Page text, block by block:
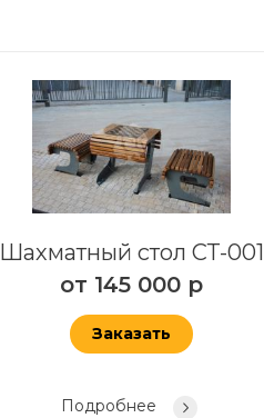
Шахматный стол СТ-001
от 145 000 р
Заказать
Подробнее